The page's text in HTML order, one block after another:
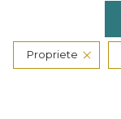
Propriete